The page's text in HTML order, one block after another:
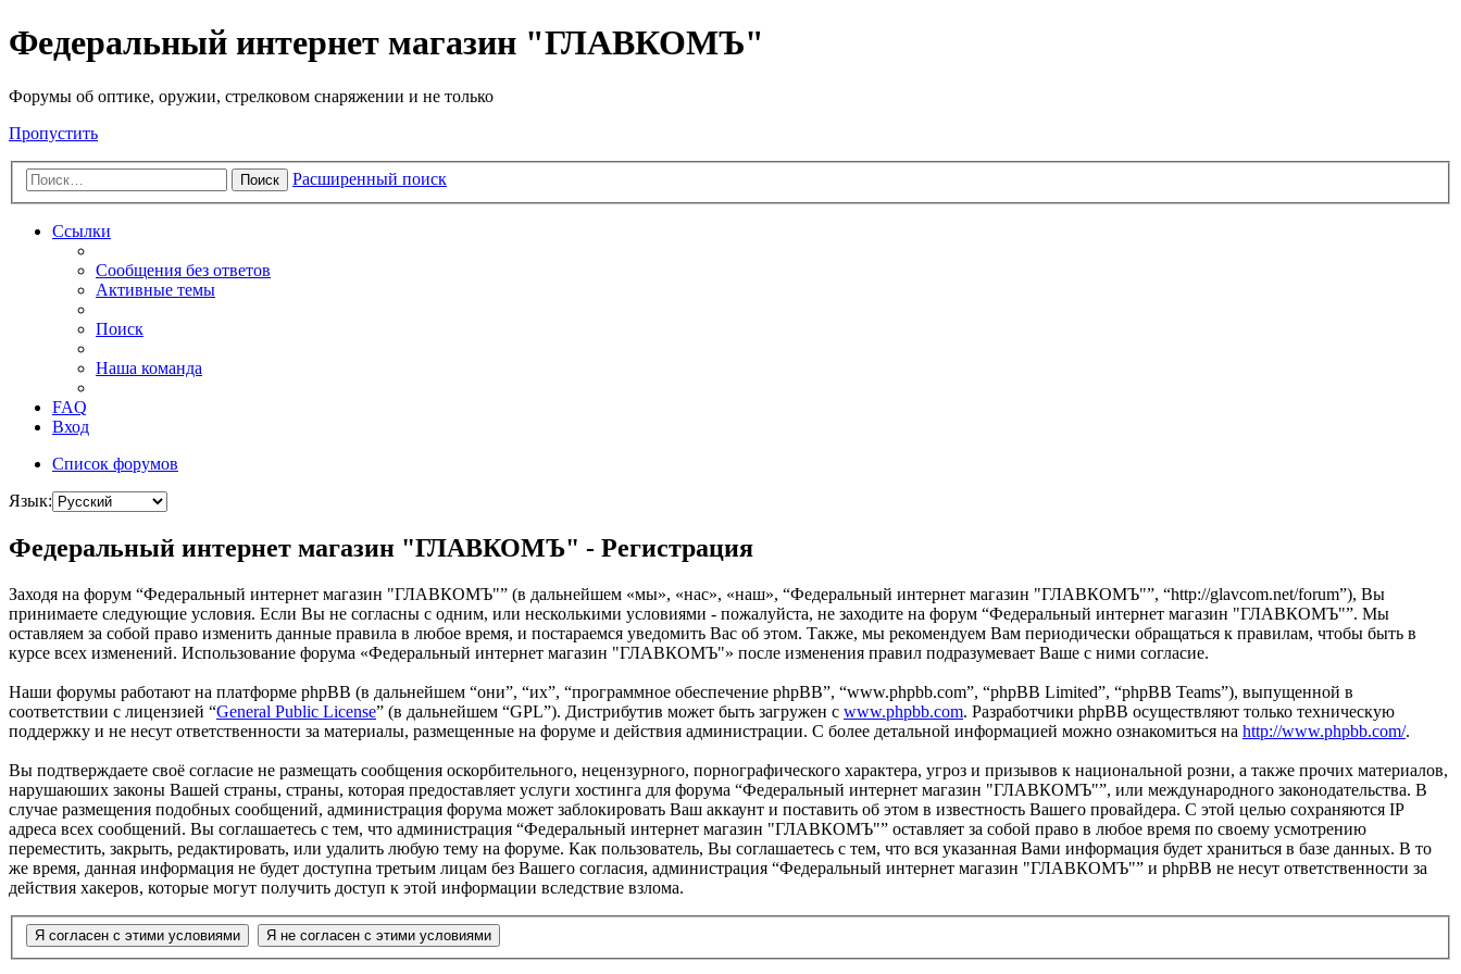
Федеральный интернет магазин "ГЛАВКОМЪ"
Форумы об оптике, оружии, стрелковом снаряжении и не только
Пропустить
Поиск Расширенный поиск
Ссылки
Сообщения без ответов
Активные темы
Поиск
Наша команда
FAQ
Вход
Список форумов
Язык:
Федеральный интернет магазин "ГЛАВКОМЪ" - Регистрация
Заходя на форум “Федеральный интернет магазин "ГЛАВКОМЪ"” (в дальнейшем «мы», «нас», «наш», “Федеральный интернет магазин "ГЛАВКОМЪ"”, “http://glavcom.net/forum”), Вы
принимаете следующие условия. Если Вы не согласны с одним, или несколькими условиями - пожалуйста, не заходите на форум “Федеральный интернет магазин "ГЛАВКОМЪ"”. Мы
оставляем за собой право изменить данные правила в любое время, и постараемся уведомить Вас об этом. Также, мы рекомендуем Вам периодически обращаться к правилам, чтобы быть в
курсе всех изменений. Использование форума «Федеральный интернет магазин "ГЛАВКОМЪ"» после изменения правил подразумевает Ваше с ними согласие.
Наши форумы работают на платформе phpBB (в дальнейшем “они”, “их”, “программное обеспечение phpBB”, “www.phpbb.com”, “phpBB Limited”, “phpBB Teams”), выпущенной в
соответствии с лицензией “General Public License” (в дальнейшем “GPL”). Дистрибутив может быть загружен с www.phpbb.com. Разработчики phpBB осуществляют только техническую
поддержку и не несут ответственности за материалы, размещенные на форуме и действия администрации. С более детальной информацией можно ознакомиться на http://www.phpbb.com/.
Вы подтверждаете своё согласие не размещать сообщения оскорбительного, нецензурного, порнографического характера, угроз и призывов к национальной розни, а также прочих материалов,
нарушаюших законы Вашей страны, страны, которая предоставляет услуги хостинга для форума “Федеральный интернет магазин "ГЛАВКОМЪ"”, или международного законодательства. В
случае размещения подобных сообщений, администрация форума может заблокировать Ваш аккаунт и поставить об этом в известность Вашего провайдера. С этой целью сохраняются IP
адреса всех сообщений. Вы соглашаетесь с тем, что администрация “Федеральный интернет магазин "ГЛАВКОМЪ"” оставляет за собой право в любое время по своему усмотрению
переместить, закрыть, редактировать, или удалить любую тему на форуме. Как пользователь, Вы соглашаетесь с тем, что вся указанная Вами информация будет храниться в базе данных. В то
же время, данная информация не будет доступна третьим лицам без Вашего согласия, администрация “Федеральный интернет магазин "ГЛАВКОМЪ"” и phpBB не несут ответственности за
действия хакеров, которые могут получить доступ к этой информации вследствие взлома.